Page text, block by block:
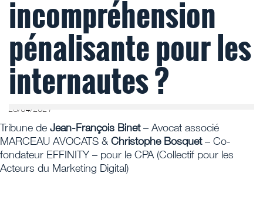
incompréhension
pénalisante pour les
internautes ?
28/04/2021
Tribune de Jean-François Binet– Avocat associé
MARCEAU AVOCATS & Christophe Bosquet– Co-
fondateur EFFINITY – pour le CPA (Collectif pour les
Acteurs du Marketing Digital)